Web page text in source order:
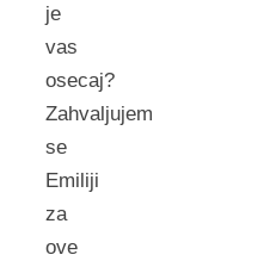
je
vas
osecaj?
Zahvaljujem
se
Emiliji
za
ove